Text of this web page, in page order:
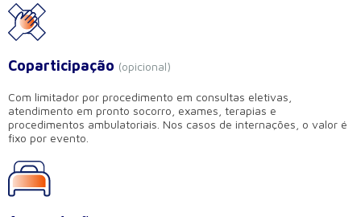
Coparticipação (opicional)
Com limitador por procedimento em consultas eletivas,
atendimento em pronto socorro, exames, terapias e
procedimentos ambulatoriais. Nos casos de internações, o valor é
fixo por evento.